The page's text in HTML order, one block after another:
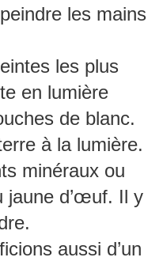
les mains
les plus
en lumière
de blanc.
à la lumière.
minéraux ou
jaune d’œuf. Il y
aussi d’un